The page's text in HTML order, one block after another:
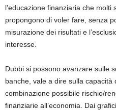
l’educazione finanziaria che
propongono di voler fare, senza
misurazione dei risultati e
interesse.
Dubbi si possono avanzare sulle
banche, vale a dire sulla capacità
combinazione possibile rischio/
finanziarie all’economia. Dai